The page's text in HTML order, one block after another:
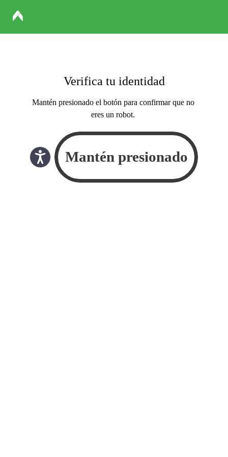
Verifica tu identidad
Mantén presionado el botón para confirmar que no
eres un robot.